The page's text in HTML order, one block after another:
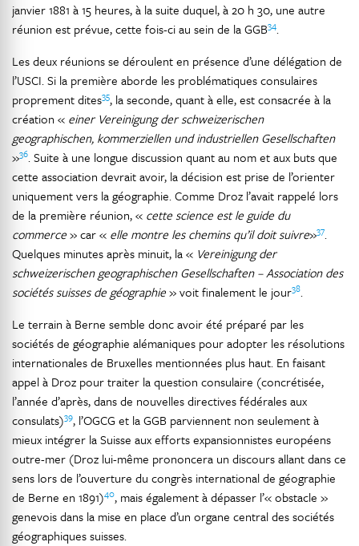
janvier 1881 à 15 heures, à la suite duquel, à 20 h 30, une autre
réunion est prévue, cette fois-ci au sein de la GGB34.
Les deux réunions se déroulent en présence d’une délégation de
l’USCI. Si la première aborde les problématiques consulaires
proprement dites35, la seconde, quant à elle, est consacrée à la
création « einer Vereinigung der schweizerischen
geographischen, kommerziellen und industriellen Gesellschaften
»36. Suite à une longue discussion quant au nom et aux buts que
cette association devrait avoir, la décision est prise de l’orienter
uniquement vers la géographie. Comme Droz l’avait rappelé lors
de la première réunion, « cette science est le guide du
commerce» car « elle montre les chemins qu’il doit suivre»37.
Quelques minutes après minuit, la « Vereinigung der
schweizerischen geographischen Gesellschaften – Association des
sociétés suisses de géographie» voit finalement le jour38.
Le terrain à Berne semble donc avoir été préparé par les
sociétés de géographie alémaniques pour adopter les résolutions
internationales de Bruxelles mentionnées plus haut. En faisant
appel à Droz pour traiter la question consulaire (concrétisée,
l’année d’après, dans de nouvelles directives fédérales aux
consulats)39, l’OGCG et la GGB parviennent non seulement à
mieux intégrer la Suisse aux efforts expansionnistes européens
outre-mer (Droz lui-même prononcera un discours allant dans ce
sens lors de l’ouverture du congrès international de géographie
de Berne en 1891)40, mais également à dépasser l’« obstacle »
genevois dans la mise en place d’un organe central des sociétés
géographiques suisses.